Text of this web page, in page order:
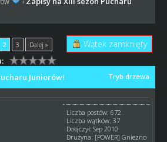
2 3 Dalej » Wątek zamknięty
Tryb drzewa
Juniorów!
Liczba postów: 672
Liczba wątków: 37
Dołączył: Sep 2010
Drużyna: [POWER] Gniezno